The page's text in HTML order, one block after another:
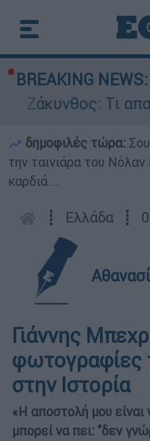
BREAKING NEWS:
απαντά η ΕΛΑΣ
δημοφιλές τώρα:
την ταινιάρα του
καρδιά...
┋ Ελλάδα ┋
Γιάννης
φωτογραφίες
στην Ιστορία
«Η αποστολή μου
μπορεί να πει: "δεν